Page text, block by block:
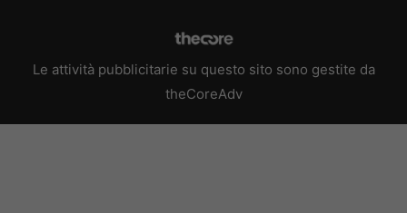
Le attività pubblicitarie su questo sito sono gestite da
theCoreAdv